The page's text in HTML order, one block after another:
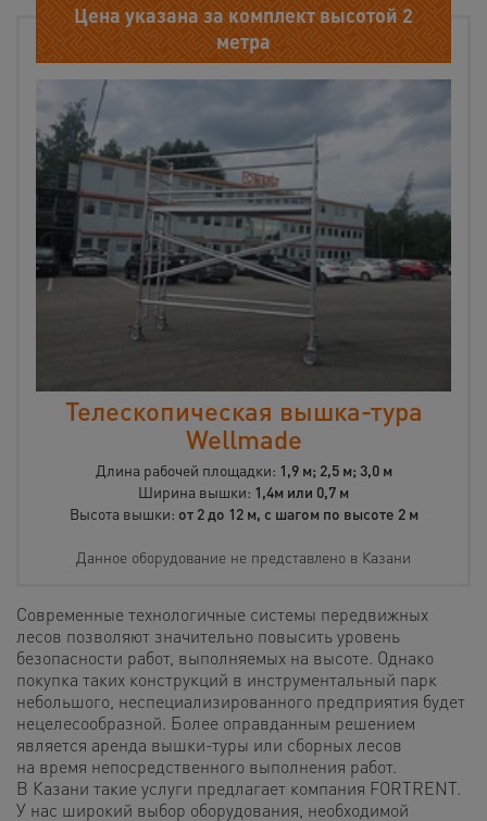
Цена указана за комплект высотой 2
метра
Телескопическая вышка-тура
Wellmade
Длина рабочей площадки: 1,9 м; 2,5 м; 3,0 м
Ширина вышки: 1,4м или 0,7 м
Высота вышки: от 2 до 12 м, с шагом по высоте 2 м
Данное оборудование не представлено в Казани
Современные технологичные системы передвижных
лесов позволяют значительно повысить уровень
безопасности работ, выполняемых на высоте. Однако
покупка таких конструкций в инструментальный парк
небольшого, неспециализированного предприятия будет
нецелесообразной. Более оправданным решением
является аренда вышки-туры или сборных лесов
на время непосредственного выполнения работ.
В Казани такие услуги предлагает компания FORTRENT.
У нас широкий выбор оборудования, необходимой